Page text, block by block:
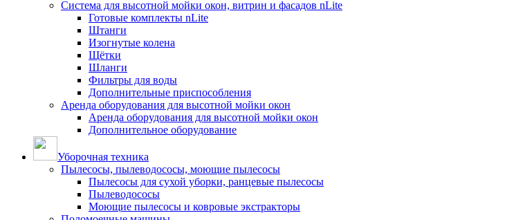
Система для высотной мойки окон, витрин и фасадов nLite
Готовые комплекты nLite
Штанги
Изогнутые колена
Щётки
Шланги
Фильтры для воды
Дополнительные приспособления
Аренда оборудования для высотной мойки окон
Аренда оборудования для высотной мойки окон
Дополнительное оборудование
Уборочная техника
Пылесосы, пылеводососы, моющие пылесосы
Пылесосы для сухой уборки, ранцевые пылесосы
Пылеводососы
Моющие пылесосы и ковровые экстракторы